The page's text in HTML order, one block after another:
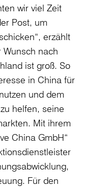
wir viel Zeit
Post, um
erzählt
nach
ist groß. So
in China für
und dem
helfen, seine
Mit ihrem
China GmbH“
Für den